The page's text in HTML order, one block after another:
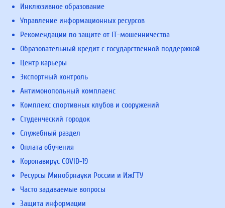
Инклюзивное образование
Управление информационных ресурсов
Рекомендации по защите от IT-мошенничества
Образовательный кредит с государственной поддержкой
Центр карьеры
Экспортный контроль
Антимонопольный комплаенс
Комплекс спортивных клубов и сооружений
Студенческий городок
Служебный раздел
Оплата обучения
Коронавирус COVID-19
Ресурсы Минобрнауки России и ИжГТУ
Часто задаваемые вопросы
Защита информации